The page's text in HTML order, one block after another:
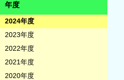
年度
2024年度
2023年度
2022年度
2021年度
2020年度